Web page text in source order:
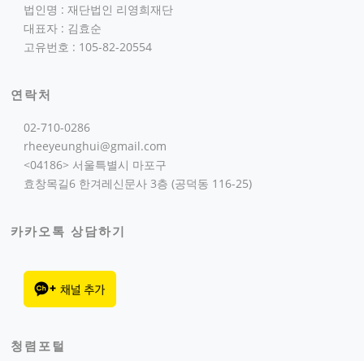
법인명 : 재단법인 리영희재단
대표자 : 김효순
고유번호 : 105-82-20554
연락처
02-710-0286
rheeyeunghui@gmail.com
<04186> 서울특별시 마포구
효창목길6 한겨레신문사 3층 (공덕동 116-25)
카카오톡 상담하기
청렴포털